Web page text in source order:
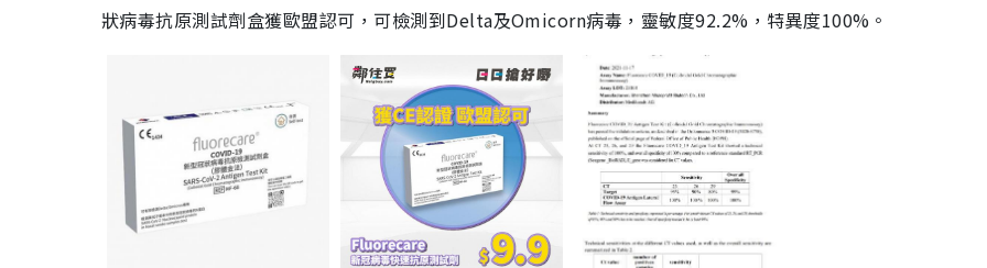
狀病毒抗原測試劑盒獲歐盟認可，可檢測到Delta及Omicorn病毒，靈敏度92.2%，特異度100%。